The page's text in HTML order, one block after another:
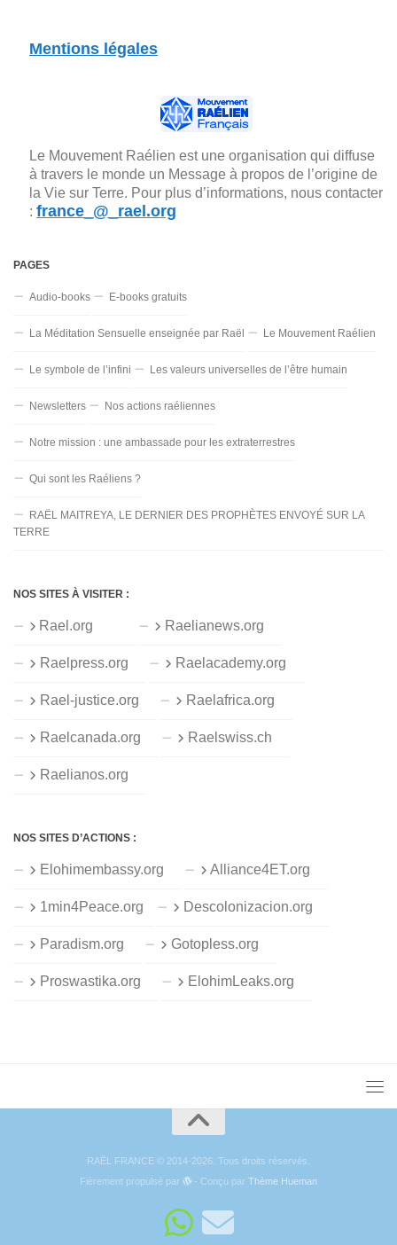
Mentions légales
Le Mouvement Raélien est une organisation qui diffuse
à travers le monde un Message à propos de l’origine de
la Vie sur Terre. Pour plus d’informations, nous contacter
: france_@_rael.org
PAGES
Audio-books E-books gratuits
La Méditation Sensuelle enseignée par Raël Le Mouvement Raélien
Le symbole de l’infini Les valeurs universelles de l’être humain
Newsletters Nos actions raéliennes
Notre mission : une ambassade pour les extraterrestres
Qui sont les Raéliens ?
RAËL MAITREYA, LE DERNIER DES PROPHÈTES ENVOYÉ SUR LA
TERRE
NOS SITES À VISITER :
Rael.org Raelianews.org
Raelpress.org Raelacademy.org
Rael-justice.org Raelafrica.org
Raelcanada.org Raelswiss.ch
Raelianos.org
NOS SITES D’ACTIONS :
Elohimembassy.org Alliance4ET.org
1min4Peace.org Descolonizacion.org
Paradism.org Gotopless.org
Proswastika.org ElohimLeaks.org
RAËL FRANCE © 2014-2026. Tous droits réservés.
Fièrement propulsé par
- Conçu parThème Hueman